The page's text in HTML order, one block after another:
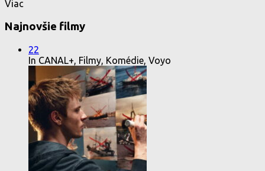
Viac
Najnovšie filmy
22
In CANAL+, Filmy, Komédie, Voyo